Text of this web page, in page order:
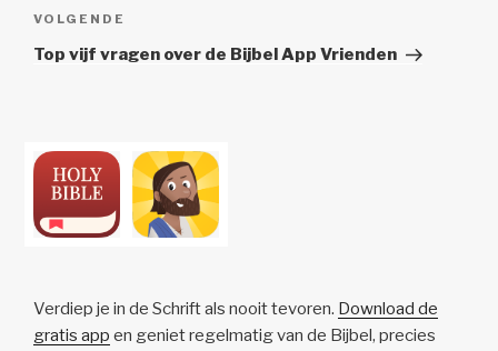
Volgend
Bericht
VOLGENDE
Top vijf vragen over de Bijbel App Vrienden
Verdiep je in de Schrift als nooit tevoren. Download de
gratis app en geniet regelmatig van de Bijbel, precies